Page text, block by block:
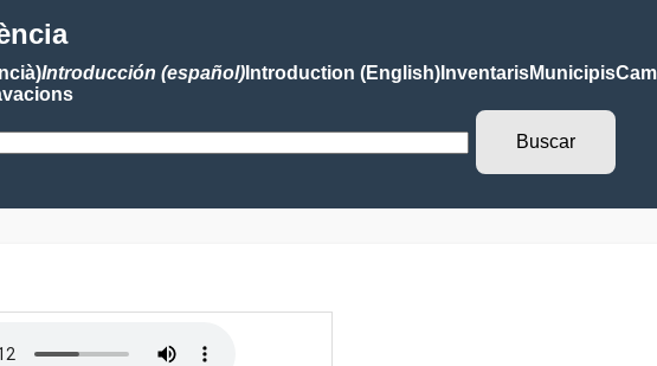
Introducción (español)Introduction (English)InventarisMunicipis